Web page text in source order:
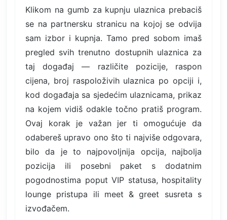
Klikom na gumb za kupnju ulaznica prebaciš
se na partnersku stranicu na kojoj se odvija
sam izbor i kupnja. Tamo pred sobom imaš
pregled svih trenutno dostupnih ulaznica za
taj događaj — različite pozicije, raspon
cijena, broj raspoloživih ulaznica po opciji i,
kod događaja sa sjedećim ulaznicama, prikaz
na kojem vidiš odakle točno pratiš program.
Ovaj korak je važan jer ti omogućuje da
odabereš upravo ono što ti najviše odgovara,
bilo da je to najpovoljnija opcija, najbolja
pozicija ili posebni paket s dodatnim
pogodnostima poput VIP statusa, hospitality
lounge pristupa ili meet & greet susreta s
izvođačem.